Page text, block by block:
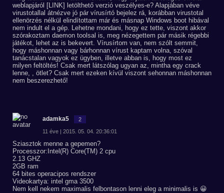
weblapjáról [LINK] letölthető verzió veszélyes-e? Alapjában véve
virustotallal átnézve jó pár vírusírtó bejelez rá, korábban virustotal
ellenörzés nélkül elindítottam már és másnap Windows boot hibával
nem indult el a gép. Lehetne mondani, hogy ez tette, viszont akkor
szórakoztam daemon toolsal is, meg nézegettem pár másik régebbi
játékot, lehet az is bekevert. Vírusírtom van, nem szólt semmit,
hogy máshonnan vagy bárhonnan vírust kaptam volna, szóval
tanácstalan vagyok ez ügyben, illetve abban is, hogy most ez
milyen feltöltés! Csak mert látszólag ugyan az, mintha egy crack
lenne, , ötlet? Csak mert ezeken kívül viszont sehonnan máshonnan
nem beszerezhető!
adamka5 2
11 éve | 2015. 05. 04. 20:36:01
Sziasztok menne a gepemen?
Processzor:Intel(R) Core(TM) 2 cpu
2.13 GHZ
2GB ram
64 bites operacipos rendszer
Videokartya: intel gma 3500
Nem kell nekem maximalis felbontason lenni eleg a minimalis is 😀